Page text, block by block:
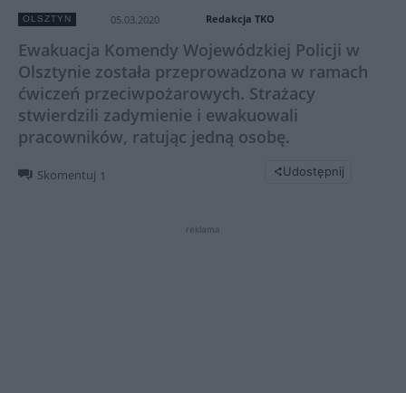
OLSZTYN 05.03.2020 Redakcja TKO
Ewakuacja Komendy Wojewódzkiej Policji w
Olsztynie została przeprowadzona w ramach
ćwiczeń przeciwpożarowych. Strażacy
stwierdzili zadymienie i ewakuowali
pracowników, ratując jedną osobę.
Skomentuj 1 Udostępnij
reklama